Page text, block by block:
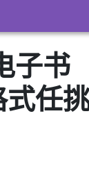
子书
任